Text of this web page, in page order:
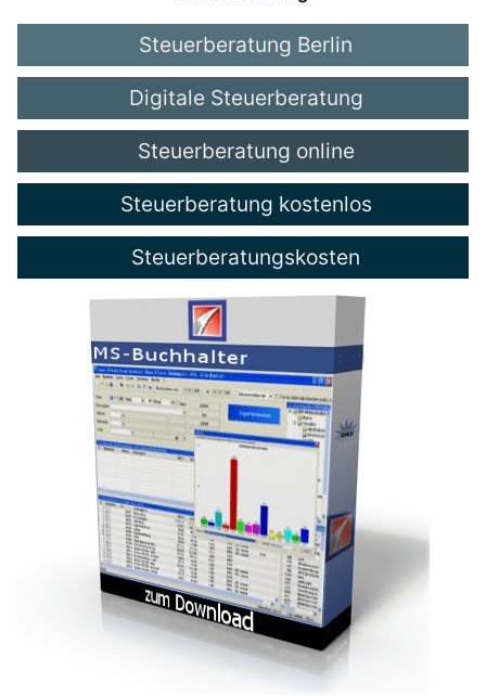
Steuerberatung Berlin
Digitale Steuerberatung
Steuerberatung online
Steuerberatung kostenlos
Steuerberatungskosten